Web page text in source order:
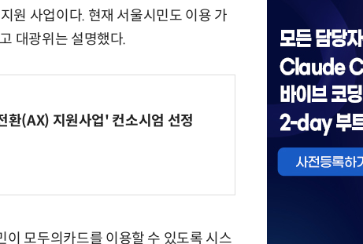
원 사업이다. 현재 서울시민도 이용 가
대광위는 설명했다.
(AX) 지원사업' 컨소시엄 선정
모두의카드를 이용할 수 있도록 시스